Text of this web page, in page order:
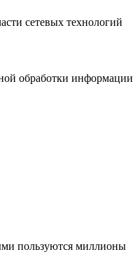
сетевых технологий
обработки информации
пользуются миллионы